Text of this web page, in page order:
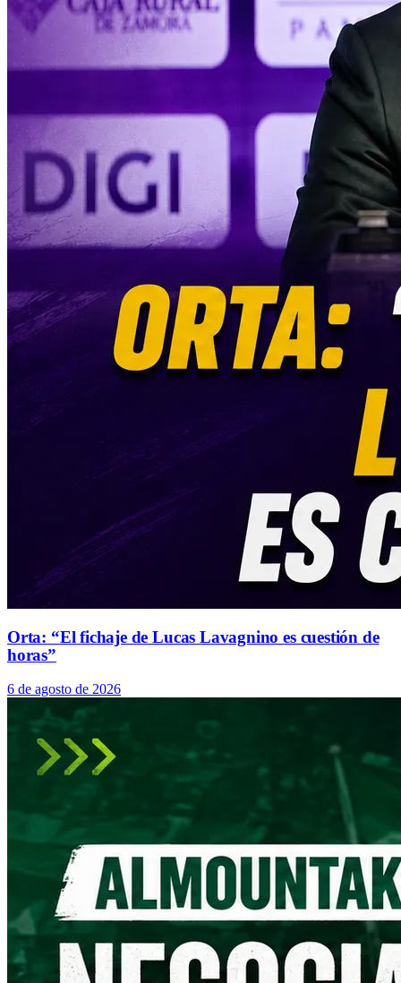
Orta: “El fichaje de Lucas Lavagnino es cuestión de
horas”
6 de agosto de 2026